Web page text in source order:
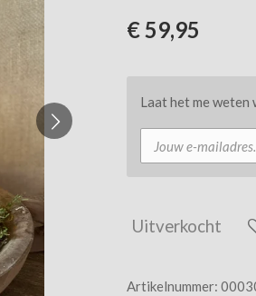
€ 59,95
Laat het me
Uitverkocht
Artikelnummer: